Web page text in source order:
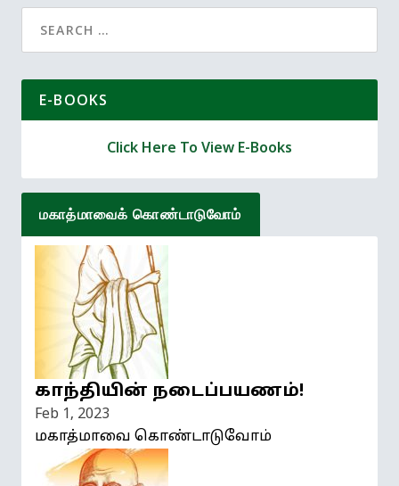
for:
E-BOOKS
Click Here To View E-Books
மகாத்மாவைக் கொண்டாடுவோம்
காந்தியின் நடைப்பயணம்!
Feb 1, 2023
மகாத்மாவை கொண்டாடுவோம்